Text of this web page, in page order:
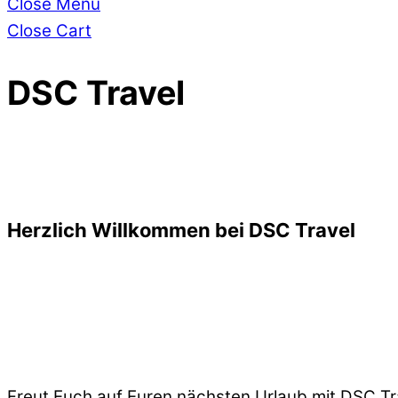
Close Cart
DSC Travel
Herzlich Willkommen bei DSC Travel